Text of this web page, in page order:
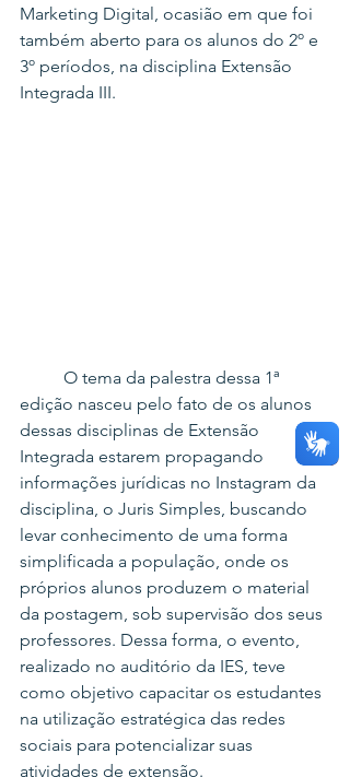
Marketing Digital, ocasião em que foi
também aberto para os alunos do 2º e
3º períodos, na disciplina Extensão
Integrada III.
edição nasceu pelo fato de os alunos
dessas disciplinas de Extensão
Integrada estarem propagando
informações jurídicas no Instagram da
disciplina, o Juris Simples, buscando
levar conhecimento de uma forma
simplificada a população, onde os
próprios alunos produzem o material
da postagem, sob supervisão dos seus
professores. Dessa forma, o evento,
realizado no auditório da IES, teve
como objetivo capacitar os estudantes
na utilização estratégica das redes
sociais para potencializar suas
atividades de extensão.